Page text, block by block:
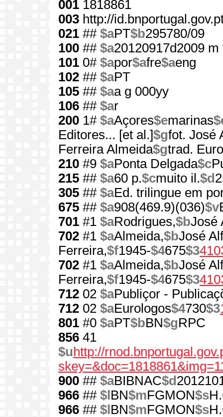
001 1818861
003 http://
021 ## $aPT$b295780/09
100 ## $a20120917d2009
101 0# $apor$afre$aeng
102 ## $aPT
105 ## $aa g 000yy
106 ## $ar
200 1# $aAçores$emarinas
Editores... [et al.]$gfot. José
Ferreira Almeida$gtrad.
210 #9 $aPonta Delgada$c
215 ## $a60 p.$cmuito il.$d
305 ## $aEd. trilingue em
675 ## $a908(469.9)(036)$v
701 #1 $aRodrigues,$bJosé
702 #1 $aAlmeida,$bJosé
Ferreira,$f1945-$4675$3
702 #1 $aAlmeida,$bJosé
Ferreira,$f1945-$4675$3
712 02 $aPubliçor -
712 02 $aEurologos$4730$3
801 #0 $aPT$bBN$gRPC
856 41
$u http://
900 ## $aBIBNAC$d
966 ## $l BN$mFGMON$s
966 ## $l BN$mFGMON$s